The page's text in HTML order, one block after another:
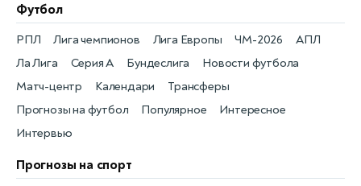
Футбол
Новости футбола
РПЛ
Матч-центр
Лига чемпионов
Календари
Лига Европы
Трансферы
ЧМ-2026
Прогнозы на футбол
АПЛ
Популярное
Ла Лига
Интересное
Серия А
Интервью
Бундеслига
Прогнозы на спорт